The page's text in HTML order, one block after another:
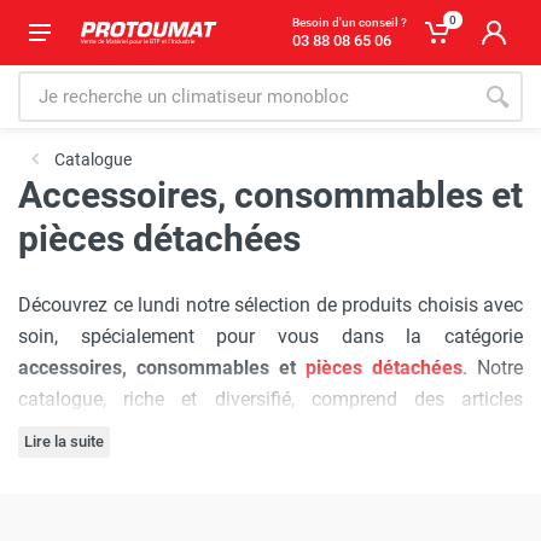
Besoin d'un conseil ?
03 88 08 65 06
0
Catalogue
Accessoires, consommables et
pièces détachées
Découvrez ce lundi notre sélection de produits choisis avec
soin, spécialement pour vous dans la catégorie
accessoires, consommables et pièces détachées. Notre
catalogue, riche et diversifié, comprend des articles
provenant de marques plébiscitées par les professionnels,
Lire la suite